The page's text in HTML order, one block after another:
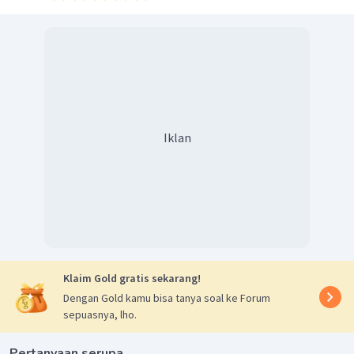
Iklan
Klaim Gold gratis sekarang!
Dengan Gold kamu bisa tanya soal ke Forum
sepuasnya, lho.